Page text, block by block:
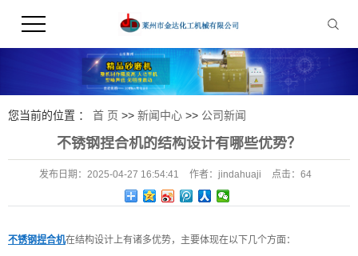
您当前的位置 ： 首 页 >> 新闻中心 >> 公司新闻
不锈钢捏合机的结构设计有哪些优势？
发布日期： 2025-04-27 16:54:41 作者： jindahuaji 点击： 64
不锈钢捏合机在结构设计上有诸多优势，主要体现在以下几个方面：